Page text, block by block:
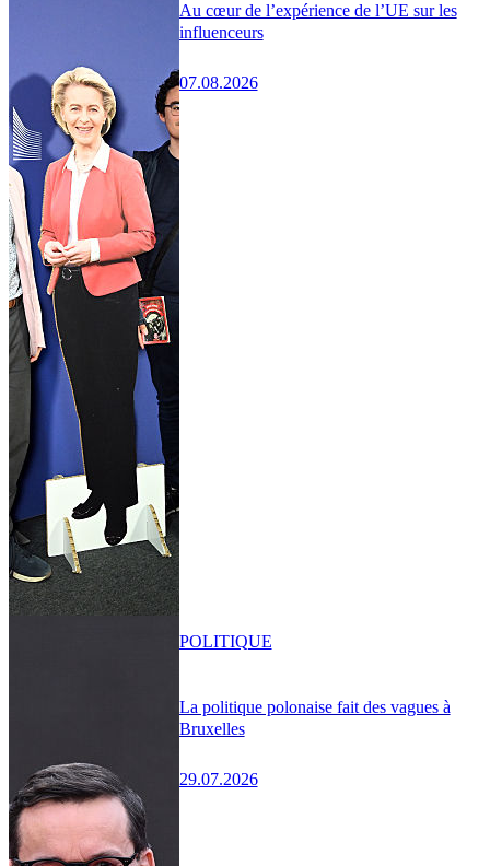
Au cœur de l’expérience de l’UE sur les
influenceurs
07.08.2026
La politique polonaise fait des vagues à
Bruxelles
29.07.2026
POLITIQUE